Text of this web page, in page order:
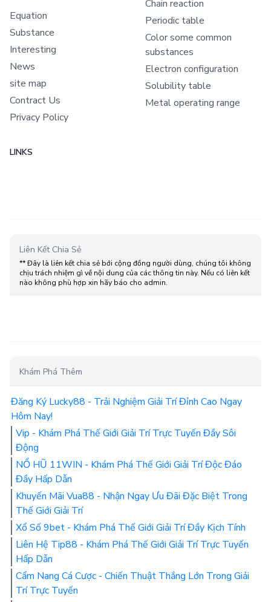
Equation
Substance
Interesting
News
site map
Contract Us
Privacy Policy
Chain reaction
Periodic table
Color some common
substances
Electron configuration
Solubility table
Metal operating range
LINKS
Liên Kết Chia Sẻ
** Đây là liên kết chia sẻ bới cộng đồng người dùng, chúng tôi không
chịu trách nhiệm gì về nội dung của các thông tin này. Nếu có liên kết
nào không phù hợp xin hãy báo cho admin.
Khám Phá Thêm
Đăng Ký Lucky88 - Trải Nghiệm Giải Trí Đỉnh Cao Ngay
Hôm Nay!
Vip - Khám Phá Thế Giới Giải Trí Trực Tuyến Đầy Sôi
Động
NỔ HŨ 11WIN - Khám Phá Thế Giới Giải Trí Độc Đáo
Đầy Hấp Dẫn
Khuyến Mãi Vua88 - Nhận Ngay Ưu Đãi Đặc Biệt Trong
Thế Giới Giải Trí
Xổ Số 9bet - Khám Phá Thế Giới Giải Trí Đầy Kịch Tính
Liên Hệ Tip88 - Khám Phá Thế Giới Giải Trí Trực Tuyến
Hấp Dẫn
Cẩm Nang Cá Cược - Chiến Thuật Thắng Lớn Trong Giải
Trí Trực Tuyến